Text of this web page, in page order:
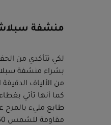
منشفة سبلاش
لكي تتأكدي من
بشراء منشفة
من الألياف
كما أنها تأتي
طابع مليء بالمرح